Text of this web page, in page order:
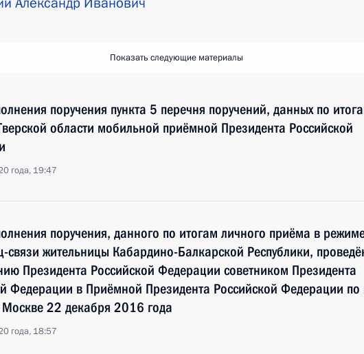
Показать следующие материалы
поручения пункта 5 перечня поручений, данных по
области мобильной приёмной Президента Российской
года, 19:47
поручения, данного по итогам личного приёма в
связи жительницы Кабардино-Балкарской Республики,
Президента Российской Федерации советником Президента
Федерации в Приёмной Президента Российской Федерации по
22 декабря 2016 года
года, 18:57